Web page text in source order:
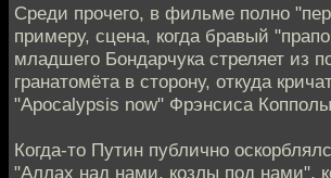
Среди прочего, в фильме полно
примеру, сцена, когда бравый
младшего Бондарчука стреляет из
гранатомёта в сторону, откуда
"Apocalypsis now" Фрэнсиса
Когда-то Путин публично
"Аллах над нами, козлы под нами",